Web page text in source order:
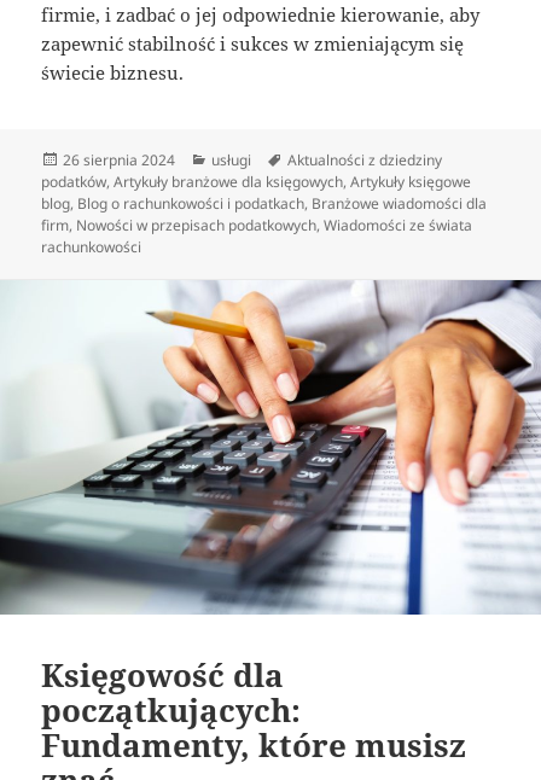
firmie, i zadbać o jej odpowiednie kierowanie, aby
zapewnić stabilność i sukces w zmieniającym się
świecie biznesu.
Data
publikacji
26 sierpnia 2024 Kategorie
usługi Tagi
Aktualności z dziedziny
podatków,Artykuły branżowe dla księgowych,Artykuły księgowe
blog, Blog o rachunkowości i podatkach, Branżowe wiadomości dla
firm, Nowości w przepisach podatkowych,Wiadomości ze świata
rachunkowości
Księgowość dla
początkujących:
Fundamenty, które musisz